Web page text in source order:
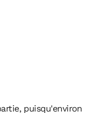
puisqu'environ